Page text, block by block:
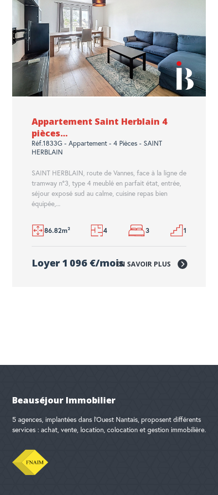
Appartement Saint Herblain 4
pièces...
Réf.1833G - Appartement - 4 Pièces - SAINT
HERBLAIN
SAINT HERBLAIN, route de Vannes, face à la ligne de
tramway n°3, type 4 meublé en parfait état, entrée,
séjour exposé sud au calme, cuisine repas bien
équipée,...
86.82m² 4 3 1
Loyer 1 096 €/moisEN SAVOIR PLUS
Beauséjour Immobilier
5 agences, implantées dans l'Ouest Nantais, proposent différents
services : achat, vente, location, colocation et gestion immobilière.